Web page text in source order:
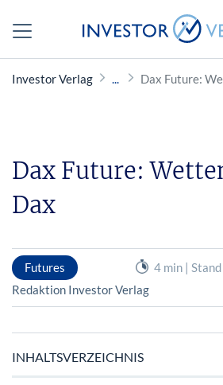
Investor Verlag Dax Future:
Dax Future:
Dax
Futures
4 min |
Redaktion Investor Verlag
INHALTSVERZEICHNIS